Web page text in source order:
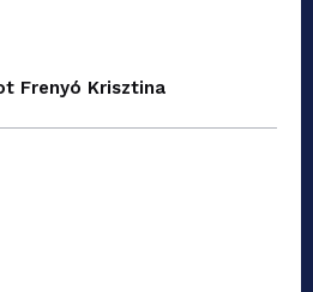
Frenyó Krisztina